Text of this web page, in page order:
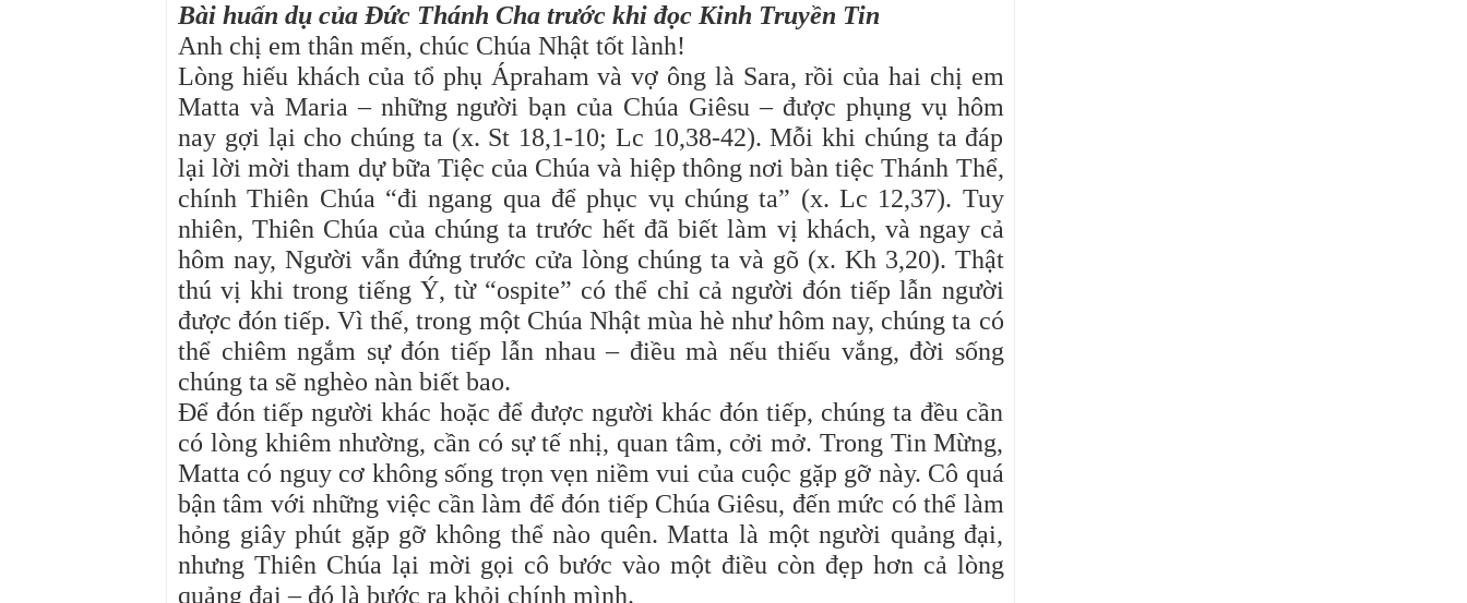
Bài huấn dụ của Đức Thánh Cha trước khi đọc Kinh Truyền Tin
Anh chị em thân mến, chúc Chúa Nhật tốt lành!
Lòng hiếu khách của tổ phụ Ápraham và vợ ông là Sara, rồi của hai chị em
Matta và Maria – những người bạn của Chúa Giêsu – được phụng vụ hôm
nay gợi lại cho chúng ta (x. St 18,1-10; Lc 10,38-42). Mỗi khi chúng ta đáp
lại lời mời tham dự bữa Tiệc của Chúa và hiệp thông nơi bàn tiệc Thánh Thể,
chính Thiên Chúa “đi ngang qua để phục vụ chúng ta” (x. Lc 12,37). Tuy
nhiên, Thiên Chúa của chúng ta trước hết đã biết làm vị khách, và ngay cả
hôm nay, Người vẫn đứng trước cửa lòng chúng ta và gõ (x. Kh 3,20). Thật
thú vị khi trong tiếng Ý, từ “ospite” có thể chỉ cả người đón tiếp lẫn người
được đón tiếp. Vì thế, trong một Chúa Nhật mùa hè như hôm nay, chúng ta có
thể chiêm ngắm sự đón tiếp lẫn nhau – điều mà nếu thiếu vắng, đời sống
chúng ta sẽ nghèo nàn biết bao.
Để đón tiếp người khác hoặc để được người khác đón tiếp, chúng ta đều cần
có lòng khiêm nhường, cần có sự tế nhị, quan tâm, cởi mở. Trong Tin Mừng,
Matta có nguy cơ không sống trọn vẹn niềm vui của cuộc gặp gỡ này. Cô quá
bận tâm với những việc cần làm để đón tiếp Chúa Giêsu, đến mức có thể làm
hỏng giây phút gặp gỡ không thể nào quên. Matta là một người quảng đại,
nhưng Thiên Chúa lại mời gọi cô bước vào một điều còn đẹp hơn cả lòng
quảng đại – đó là bước ra khỏi chính mình.